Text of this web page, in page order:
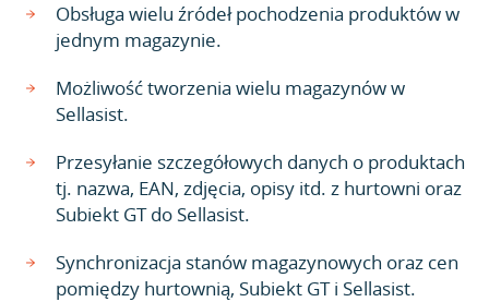
Obsługa wielu źródeł pochodzenia produktów w
jednym magazynie.
Możliwość tworzenia wielu magazynów w
Sellasist.
Przesyłanie szczegółowych danych o produktach
tj. nazwa, EAN, zdjęcia, opisy itd. z hurtowni oraz
Subiekt GT do Sellasist.
Synchronizacja stanów magazynowych oraz cen
pomiędzy hurtownią, Subiekt GT i Sellasist.